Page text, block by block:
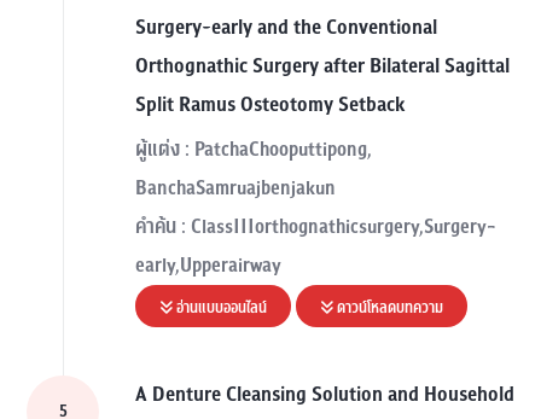
Surgery-early and the Conventional
Orthognathic Surgery after Bilateral Sagittal
Split Ramus Osteotomy Setback
ผู้แต่ง : PatchaChooputtipong,
BanchaSamruajbenjakun
คำค้น : ClassIIIorthognathicsurgery,Surgery-
early,Upperairway
อ่านแบบออนไลน์ ดาวน์โหลดบทความ
5
A Denture Cleansing Solution and Household